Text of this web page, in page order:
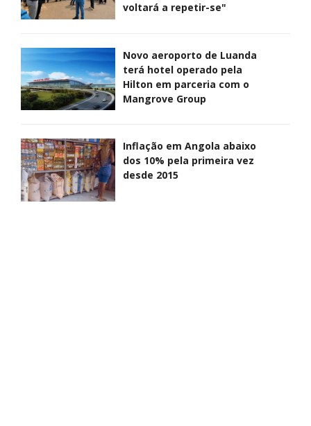
voltará a repetir-se"
Novo aeroporto de Luanda
terá hotel operado pela
Hilton em parceria com o
Mangrove Group
Inflação em Angola abaixo
dos 10% pela primeira vez
desde 2015